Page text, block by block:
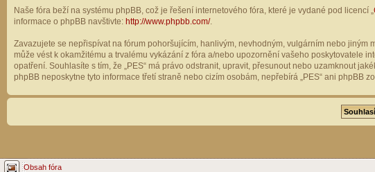
Naše fóra beží na systému phpBB, což je řešení internetového fóra, které je vydané pod licencí „
informace o phpBB navštivte: http://www.phpbb.com/.
Zavazujete se nepřispívat na fórum pohoršujícím, hanlivým, nevhodným, vulgárním nebo jiným
může vést k okamžitému a trvalému vykázání z fóra a/nebo upozornění vašeho poskytovatele
opatření. Souhlasíte s tím, že „PES“ má právo odstranit, upravit, přesunout nebo uzamknout
phpBB neposkytne tyto informace třetí straně nebo cizím osobám, nepřebírá „PES“ ani phpBB
Obsah fóra